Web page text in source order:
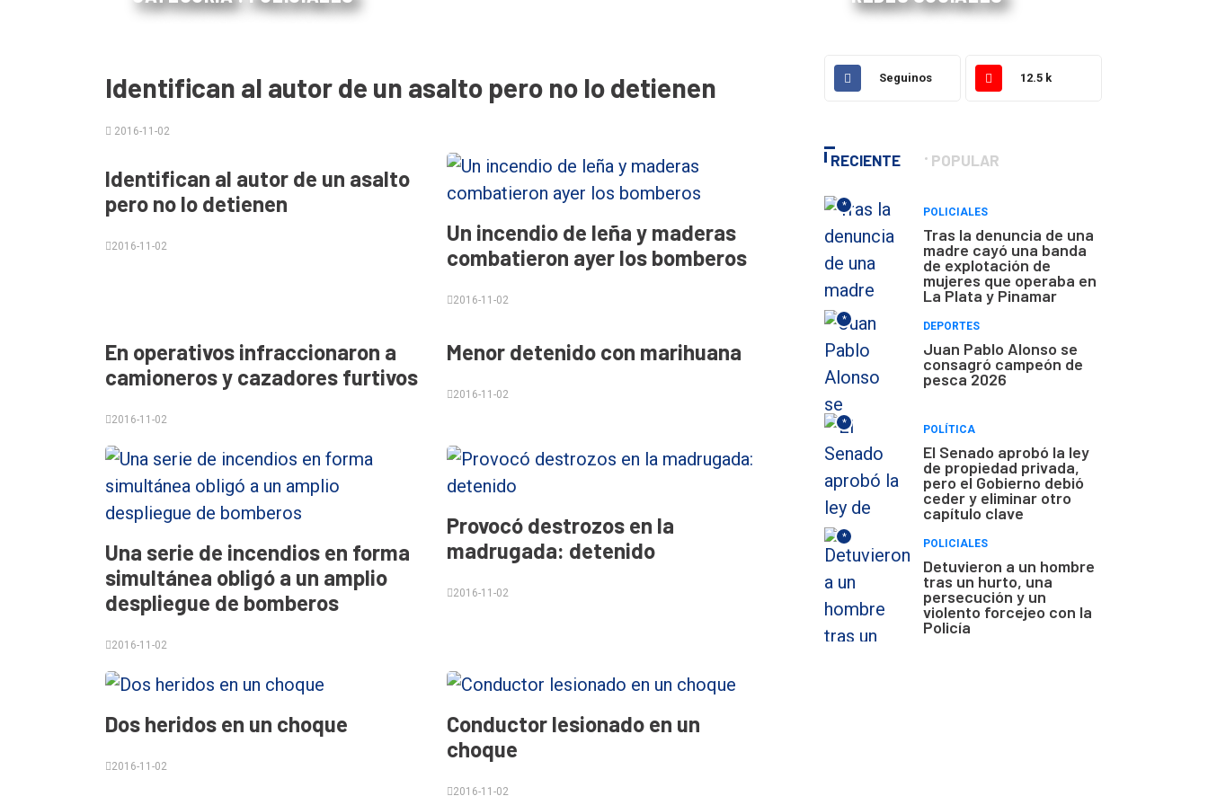
Identifican al autor de un asalto pero no lo detienen
2016-11-02
Identifican al autor de un asalto
pero no lo detienen
2016-11-02
Un incendio de leña y maderas
combatieron ayer los bomberos
2016-11-02
En operativos infraccionaron a
camioneros y cazadores furtivos
2016-11-02
Menor detenido con marihuana
2016-11-02
Una serie de incendios en forma
simultánea obligó a un amplio
despliegue de bomberos
2016-11-02
Provocó destrozos en la
madrugada: detenido
2016-11-02
Dos heridos en un choque
2016-11-02
Conductor lesionado en un
choque
2016-11-02
Seguinos 12.5 k
RECIENTE POPULAR
*
POLICIALES
Tras la denuncia de una
madre cayó una banda
de explotación de
mujeres que operaba en
La Plata y Pinamar
*
DEPORTES
Juan Pablo Alonso se
consagró campeón de
pesca 2026
*
POLÍTICA
El Senado aprobó la ley
de propiedad privada,
pero el Gobierno debió
ceder y eliminar otro
capítulo clave
*
POLICIALES
Detuvieron a un hombre
tras un hurto, una
persecución y un
violento forcejeo con la
Policía